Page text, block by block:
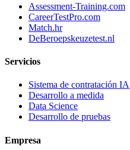
Assessment-Training.com
CareerTestPro.com
Match.hr
DeBeroepskeuzetest.nl
Servicios
Sistema de contratación IA
Desarrollo a medida
Data Science
Desarrollo de pruebas
Empresa